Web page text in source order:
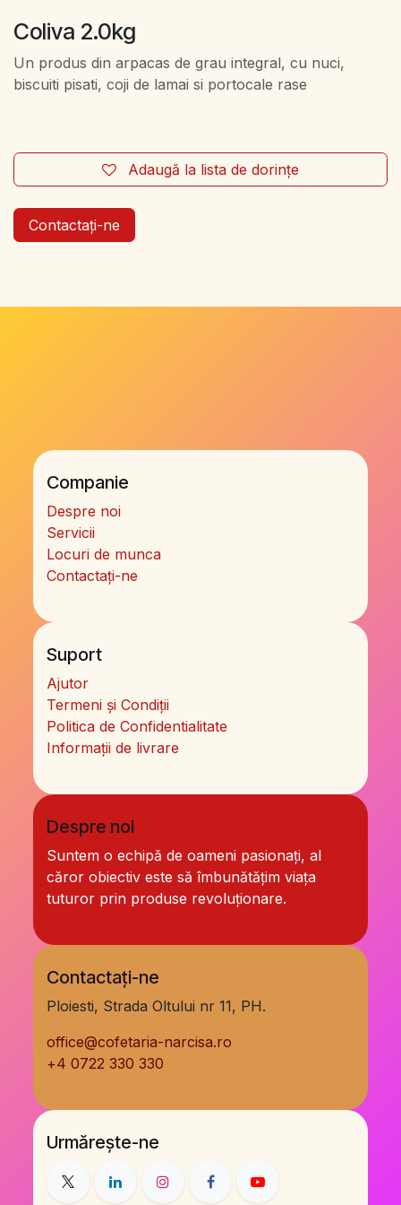
Coliva 2.0kg
Un produs din arpacas de grau integral, cu nuci,
biscuiti pisati, coji de lamai si portocale rase
Adaugă la lista de dorințe
Contactați-ne
Companie
Despre noi
Servicii
Locuri de munca
Contactați-ne
Suport
Ajutor
Termeni și Condiții
Politica de Confidentialitate
Informații de livrare
Despre noi
Suntem o echipă de oameni pasionați, al
căror obiectiv este să îmbunătățim viața
tuturor prin produse revoluționare.
Contactați-ne
Ploiesti, Strada Oltului nr 11, PH.
office@cofetaria-narcisa.ro
+4 0722 330 330
Urmărește-ne